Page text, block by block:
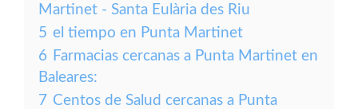
Martinet - Santa Eulària des Riu
5 el tiempo en Punta Martinet
6 Farmacias cercanas a Punta Martinet en
Baleares:
7 Centos de Salud cercanas a Punta